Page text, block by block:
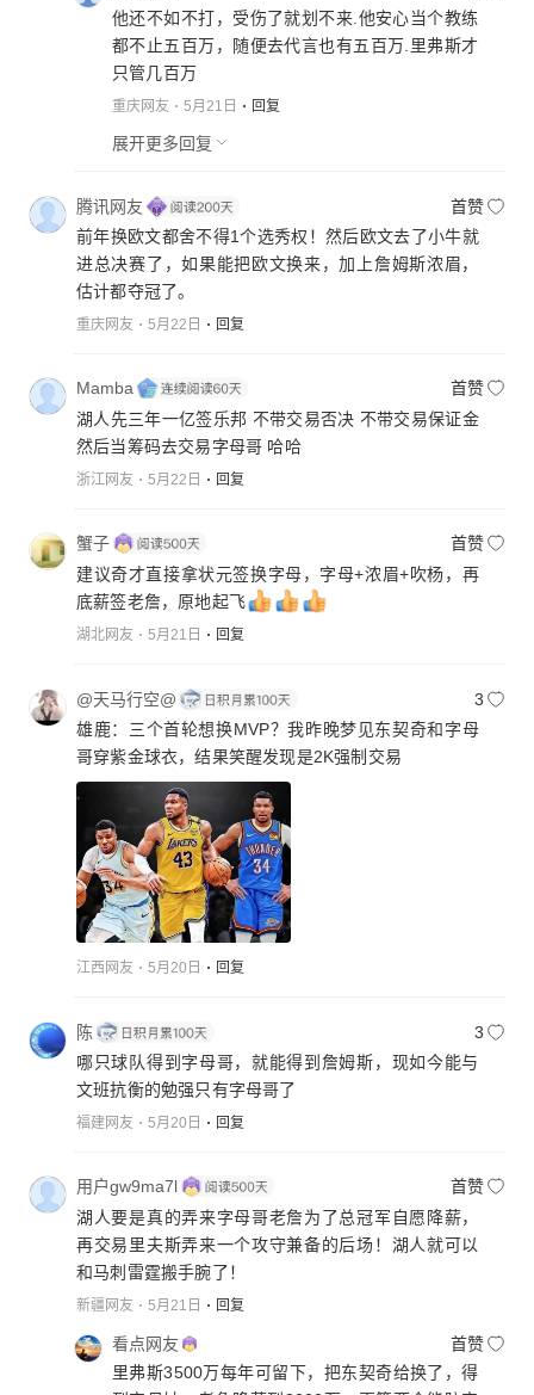
他还不如不打，受伤了就划不来.他安心当个教练
都不止五百万，随便去代言也有五百万.里弗斯才
只管几百万
重庆网友 5月21日 回复
展开更多回复
腾讯网友
首赞
前年换欧文都舍不得1个选秀权！然后欧文去了小牛就
进总决赛了，如果能把欧文换来，加上詹姆斯浓眉，
估计都夺冠了。
重庆网友 5月22日 回复
Mamba
首赞
湖人先三年一亿签乐邦 不带交易否决 不带交易保证金
然后当筹码去交易字母哥 哈哈
浙江网友 5月22日 回复
蟹子
首赞
建议奇才直接拿状元签换字母，字母+浓眉+吹杨，再
底薪签老詹，原地起飞
湖北网友 5月21日 回复
@天马行空@
3
雄鹿：三个首轮想换MVP？我昨晚梦见东契奇和字母
哥穿紫金球衣，结果笑醒发现是2K强制交易
江西网友 5月20日 回复
陈
3
哪只球队得到字母哥，就能得到詹姆斯，现如今能与
文班抗衡的勉强只有字母哥了
福建网友 5月20日 回复
用户gw9ma7l
首赞
湖人要是真的弄来字母哥老詹为了总冠军自愿降薪，
再交易里夫斯弄来一个攻守兼备的后场！湖人就可以
和马刺雷霆搬手腕了！
新疆网友 5月21日 回复
看点网友
首赞
里弗斯3500万每年可留下，把东契奇给换了，得